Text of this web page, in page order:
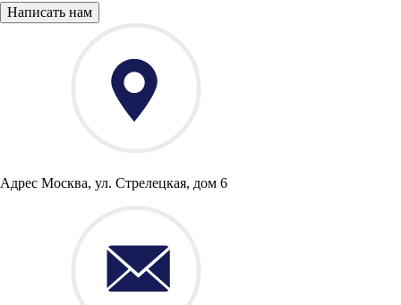
Написать нам
Адрес Москва, ул. Стрелецкая, дом 6